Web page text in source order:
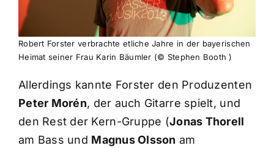
Robert Forster verbrachte etliche Jahre in der bayerischen
Heimat seiner Frau Karin Bäumler (© Stephen Booth )
Allerdings kannte Forster den Produzenten
Peter Morén, der auch Gitarre spielt, und
den Rest der Kern-Gruppe (Jonas Thorell
am Bass und Magnus Olsson am